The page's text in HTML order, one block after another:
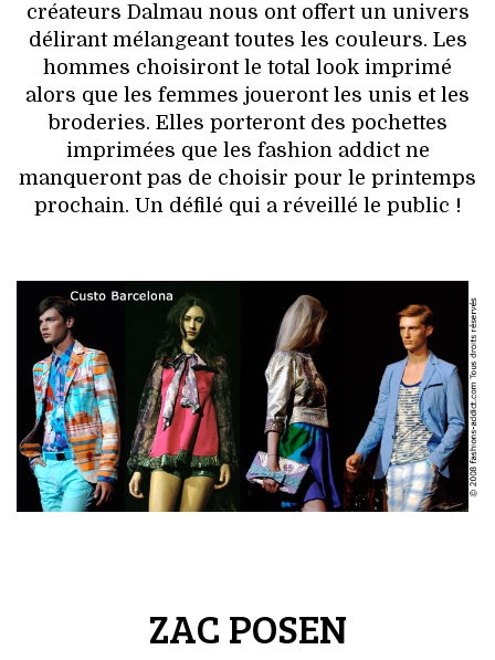
créateurs Dalmau nous ont offert un univers
délirant mélangeant toutes les couleurs. Les
hommes choisiront le total look imprimé
alors que les femmes joueront les unis et les
broderies. Elles porteront des pochettes
imprimées que les fashion addict ne
manqueront pas de choisir pour le printemps
prochain. Un défilé qui a réveillé le public !
ZAC POSEN